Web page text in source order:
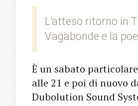
L’atteso ritorno in
Vagabonde e la
È un sabato
alle 21 e poi di nuovo
Dubolution Sound